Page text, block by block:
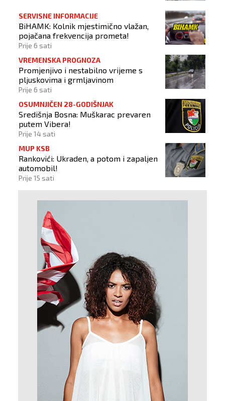
SERVISNE INFORMACIJE
BiHAMK: Kolnik mjestimično vlažan,
pojačana frekvencija prometa!
Prije 6 sati
VREMENSKA PROGNOZA
Promjenjivo i nestabilno vrijeme s
pljuskovima i grmljavinom
Prije 6 sati
OSUMNJIČEN 28-GODIŠNJAK
Središnja Bosna: Muškarac prevaren
putem Vibera!
Prije 14 sati
MUP KSB
Rankovići: Ukraden, a potom i zapaljen
automobil!
Prije 15 sati